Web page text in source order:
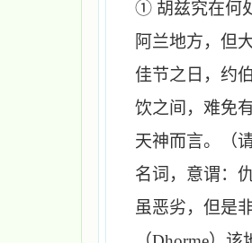
① 胡兹究在何
阿兰地方，但
佳节之日，约
饮之间，难免
天神而言。（
名词，意谓：
虽恶劣，但是